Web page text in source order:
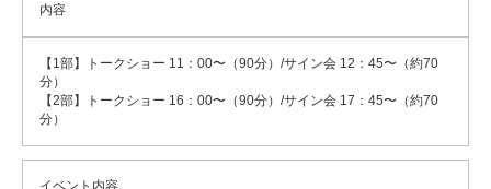
内容
【1部】トークショー 11：00〜（90分）/サイン会 12：45〜（約70
分）
【2部】トークショー 16：00〜（90分）/サイン会 17：45〜（約70
分）
イベント内容